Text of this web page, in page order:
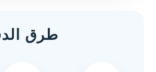
طرق